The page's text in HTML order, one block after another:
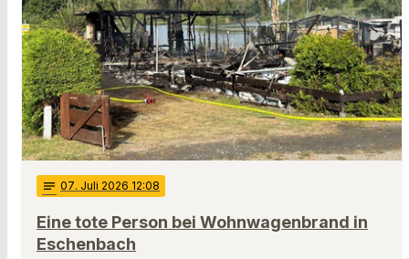
notes 07. Juli 2026 12:08
Eine tote Person bei Wohnwagenbrand in
Eschenbach